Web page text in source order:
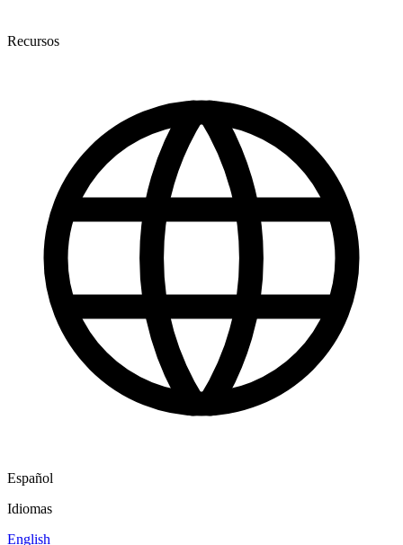
Recursos
Español
Idiomas
English